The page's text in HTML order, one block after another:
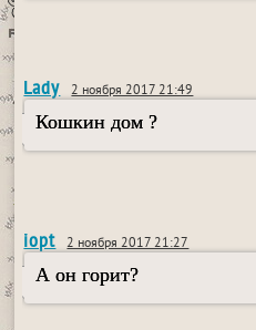
Lady 2 ноября 2017 21:49
Кошкин дом ?
iopt 2 ноября 2017 21:27
А он горит?